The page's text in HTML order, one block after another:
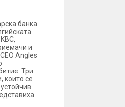
банка
и
Angles
Три
които се